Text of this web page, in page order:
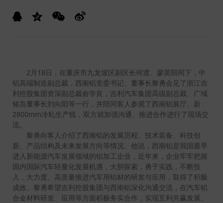
2月18日，在重庆市九龙坡区副区长何渡、廖英陪同下，中
铝高端制造副总裁，西南铝党委书记、董事长黎勇会见了浙江吉
利控股集团资深副总裁俞学良，吉利汽车集团高级副总裁、广域
铭岛董事长刘向阳等一行，并陪同客人参观了西南铝展厅、新
2800mm冷轧生产线，双方就加强沟通、推进合作进行了现场交
流。
黎勇向客人介绍了西南铝的发展历程、技术装备、科技创
新、产品结构及未来发展方向等情况。他说，西南铝是我国最早
进入新能源汽车发展领域的铝加工企业，近年来，企业牢牢把握
国内国际汽车轻量化发展机遇，大胆探索，勇于实践，不断投
入，大力度、高质量推进汽车用铝材的研发与应用，取得了积极
成效。黎勇希望吉利控股集团与西南铝深化沟通交流，在汽车铝
合金材料研发、应用等方面积极务实合作，实现互利共赢发展。